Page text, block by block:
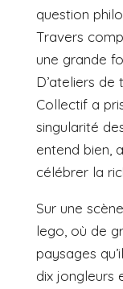
question
Travers
une grande
D’ateliers de
Collectif a
singularité
entend bien,
célébrer la
Sur une
lego, où de
paysages
dix jongleurs